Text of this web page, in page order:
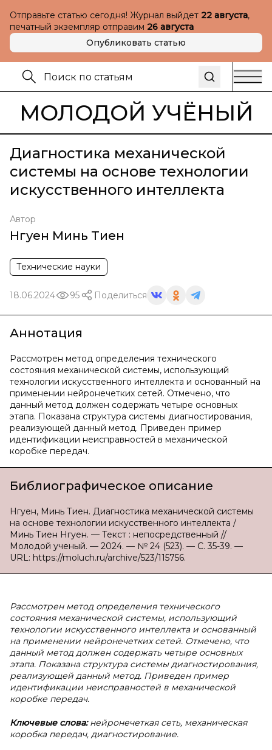
Отправьте статью сегодня! Журнал выйдет 22 августа,
печатный экземпляр отправим 26 августа
Опубликовать статью
МОЛОДОЙ УЧЁНЫЙ
Диагностика механической
системы на основе технологии
искусственного интеллекта
Автор
Нгуен Минь Тиен
Технические науки
18.06.2024 95 Поделиться
Аннотация
Рассмотрен метод определения технического
состояния механической системы, использующий
технологии искусственного интеллекта и основанный на
применении нейронечетких сетей. Отмечено, что
данный метод должен содержать четыре основных
этапа. Показана структура системы диагностирования,
реализующей данный метод. Приведен пример
идентификации неисправностей в механической
коробке передач.
Библиографическое описание
Нгуен, Минь Тиен. Диагностика механической системы
на основе технологии искусственного интеллекта /
Минь Тиен Нгуен. — Текст : непосредственный //
Молодой ученый. — 2024. — № 24 (523). — С. 35-39. —
URL: https://moluch.ru/archive/523/115756.
Рассмотрен метод определения технического
состояния механической системы, использующий
технологии искусственного интеллекта и основанный
на применении нейронечетких сетей. Отмечено, что
данный метод должен содержать четыре основных
этапа. Показана структура системы диагностирования,
реализующей данный метод. Приведен пример
идентификации неисправностей в механической
коробке передач.
Ключевые слова:нейронечеткая сеть, механическая
коробка передач, диагностирование.